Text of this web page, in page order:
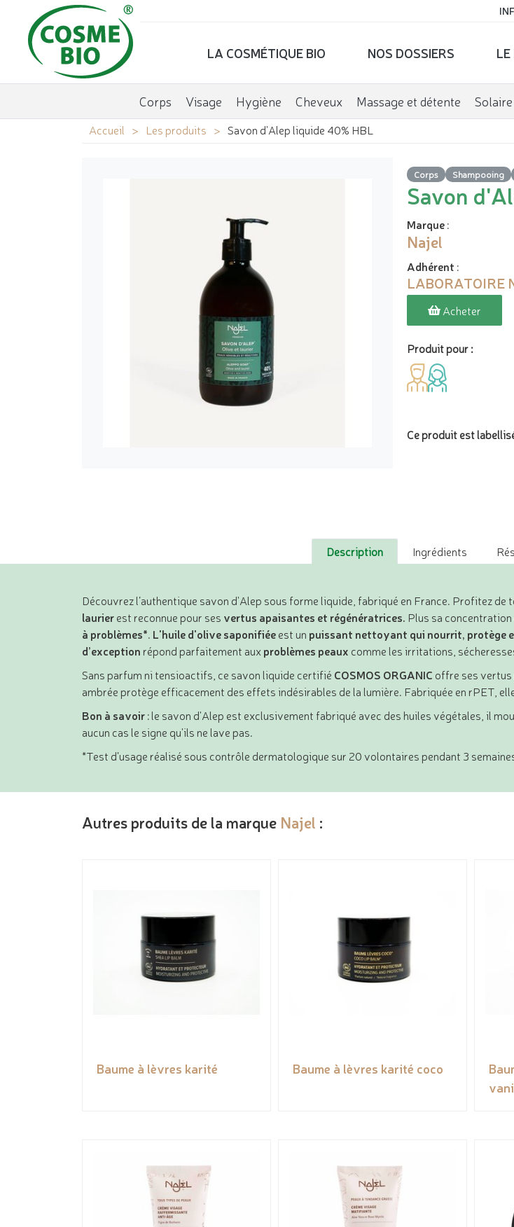
LA COSMÉTIQUE BIO NOS DOSSIERS
Corps Visage Hygiène Cheveux Massage et détente Solaire
Accueil Les produits Savon d'Alep liquide 40% HBL
Corps Shampooing
Savon
Marque:
Najel
Adhérent :
LABORATOIRE
Acheter
Produit pour :
Ce produit est
Description Ingrédients
Découvrez l’authentique savon d'Alep sous forme liquide, fabriqué en France. Profitez
laurierest reconnue pour ses vertus apaisantes et régénératrices. Plus sa
à problèmes*. L'huile d'olive saponifiéeest un puissant nettoyant qui nourrit, protège
d’exception répond parfaitement auxproblèmes peaux comme les irritations,
Sans parfum ni tensioactifs, ce savon liquide certifié COSMOS ORGANIC offre ses vertus
ambrée protège efficacement des effets indésirables de la lumière. Fabriquée en rPET,
Bon à savoir: le savon d'Alep est exclusivement fabriqué avec des huiles végétales, il
aucun cas le signe qu'ils ne lave pas.
*Test d’usage réalisé sous contrôle dermatologique sur 20 volontaires pendant 3
Autres produits de la marque Najel :
Baume à lèvres karité Baume à lèvres karité coco